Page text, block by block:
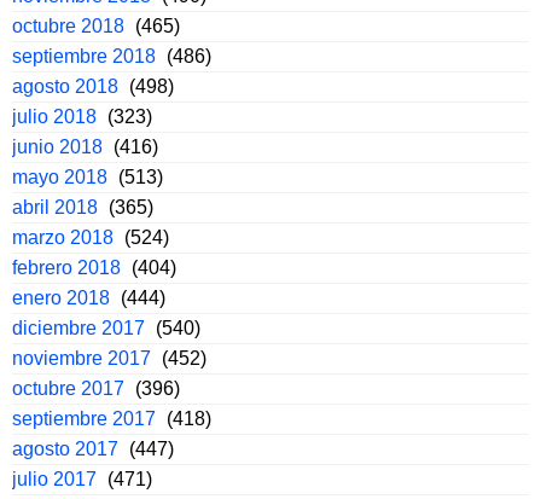
octubre 2018 (465)
septiembre 2018 (486)
agosto 2018 (498)
julio 2018 (323)
junio 2018 (416)
mayo 2018 (513)
abril 2018 (365)
marzo 2018 (524)
febrero 2018 (404)
enero 2018 (444)
diciembre 2017 (540)
noviembre 2017 (452)
octubre 2017 (396)
septiembre 2017 (418)
agosto 2017 (447)
julio 2017 (471)